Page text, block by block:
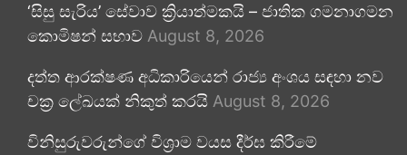
‘සිසු සැරිය’ සේවාව ක්‍රියාත්මකයි – ජාතික ගමනාගමන
කොමිෂන් සභාව August 8, 2026
දත්ත ආරක්ෂණ අධිකාරියෙන් රාජ්‍ය අංශය සඳහා නව
චක්‍ර ලේඛයක් නිකුත් කරයි August 8, 2026
විනිසුරුවරුන්ගේ විශ්‍රාම වයස දීර්ඝ කිරීමේ